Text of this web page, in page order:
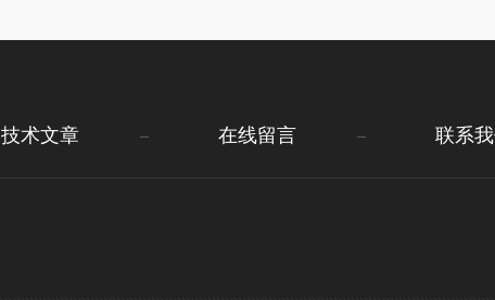
技术文章 在线留言 联系